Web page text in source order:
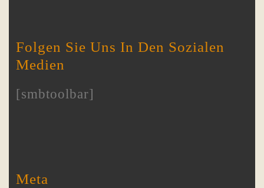
Folgen Sie Uns In Den Sozialen
Medien
[smbtoolbar]
Meta